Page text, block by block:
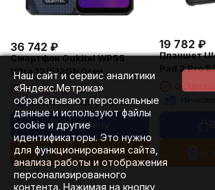
36 742 ₽
Смартфон Oukitel WP55
Ultra 12/512Gb Grey
Осталась 1 шт.
Начислим +525 бонусов
В корзину
Запрос счета / КП
19 782 ₽
Планшет
Pad 2 Pro
Наш сайт и сервис аналитики
«Яндекс.Метрика»
обрабатывают персональные
данные и используют файлы
cookie и другие
идентификаторы. Это нужно
для функционирования сайта,
анализа работы и отображения
персонализированного
контента. Нажимая на кнопку